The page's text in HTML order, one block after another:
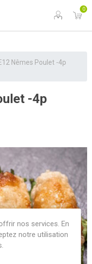
0
Nêmes Poulet -4p
-4p
nos services. En
notre utilisation